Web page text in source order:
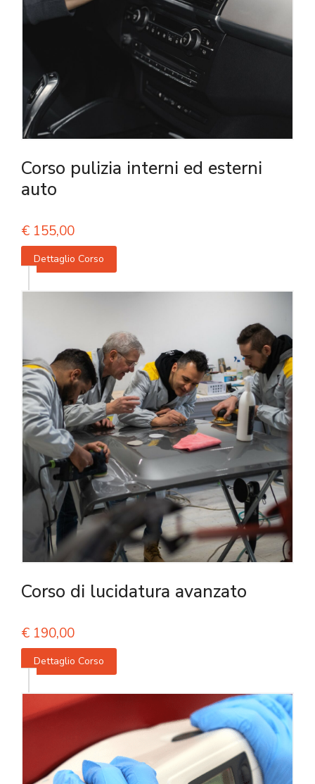
Corso pulizia interni ed esterni
auto
€ 155,00
Dettaglio Corso
Corso di lucidatura avanzato
€ 190,00
Dettaglio Corso